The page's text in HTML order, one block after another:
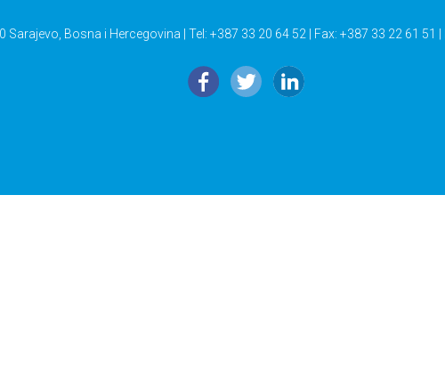
Sarajevo, Bosna i Hercegovina | Tel: +387 33 20 64 52 | Fax: +387 33 22 61 51 |